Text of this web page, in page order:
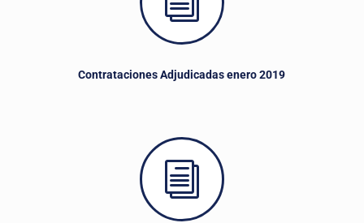
Contrataciones Adjudicadas enero 2019
i